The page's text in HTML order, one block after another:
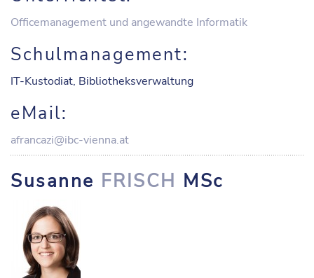
Officemanagement und angewandte Informatik
Schulmanagement:
IT-Kustodiat, Bibliotheksverwaltung
eMail:
afrancazi@ibc-vienna.at
Susanne FRISCH MSc